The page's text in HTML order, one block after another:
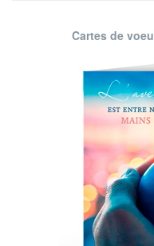
Cartes de